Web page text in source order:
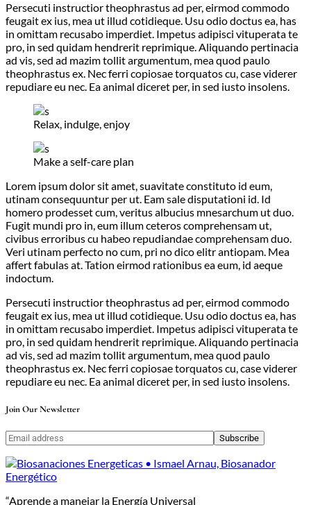
Persecuti instructior theophrastus ad per, eirmod commodo
feugait ex ius, mea ut illud cotidieque. Usu odio doctus ea, has
in omittam recusabo imperdiet. Impetus adipisci vituperata te
pro, in sed quidam hendrerit reprimique. Aliquando pertinacia
ad vis, sed ad mazim tollit argumentum, mea quod paulo
theophrastus ex. Nec ferri copiosae torquatos cu, case viderer
repudiare eu nec. Ea animal diceret per, in sed iusto insolens.
Relax, indulge, enjoy
Make a self-care plan
Lorem ipsum dolor sit amet, suavitate constituto id eum,
utinam consequuntur per ut. Eam sale disputationi id. Id
homero prodesset cum, veritus albucius mnesarchum ut duo.
Fugit mundi pro in, eum illum ceteros comprehensam ut,
civibus erroribus cu habeo repudiandae comprehensam duo.
Veri utinam perfecto no cum, pri no dico elitr antiopam. Mea
affert fabulas at. Tation eirmod rationibus ea eum, id aeque
indoctum.
Persecuti instructior theophrastus ad per, eirmod commodo
feugait ex ius, mea ut illud cotidieque. Usu odio doctus ea, has
in omittam recusabo imperdiet. Impetus adipisci vituperata te
pro, in sed quidam hendrerit reprimique. Aliquando pertinacia
ad vis, sed ad mazim tollit argumentum, mea quod paulo
theophrastus ex. Nec ferri copiosae torquatos cu, case viderer
repudiare eu nec. Ea animal diceret per, in sed iusto insolens.
Join Our Newsletter
Subscribe
“Aprende a manejar la Energía Universal